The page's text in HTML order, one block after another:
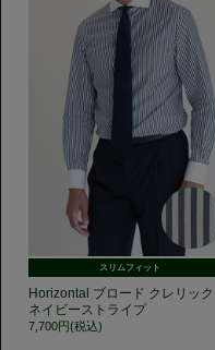
スリムフィット
Horizontal ブロード クレリック
ネイビーストライプ
7,700円(税込)